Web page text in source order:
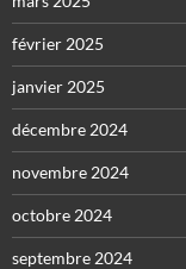
février 2025
janvier 2025
décembre 2024
novembre 2024
octobre 2024
septembre 2024